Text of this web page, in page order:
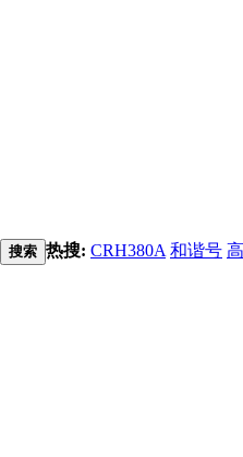
搜索 热搜: CRH380A 和谐号